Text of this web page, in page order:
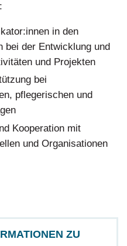
in den
bei der Entwicklung und
und Projekten
bei
pflegerischen und
Kooperation mit
und Organisationen
ZU